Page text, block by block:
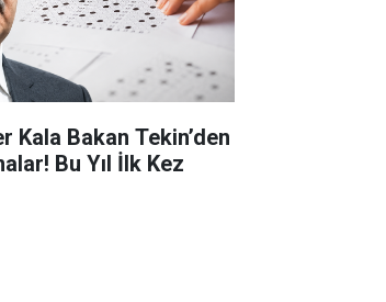
Kala Bakan Tekin’den
Bu Yıl İlk Kez